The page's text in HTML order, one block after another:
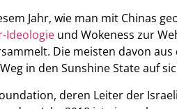
Jahr, wie man mit Chinas
Ideologie und Wokeness zur
Die meisten davon aus
in den Sunshine State auf
deren Leiter der